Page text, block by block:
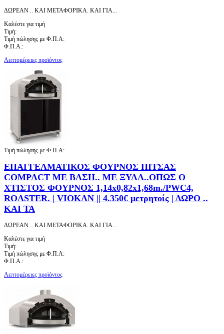
ΔΩΡΕΑΝ .. ΚΑΙ ΜΕΤΑΦΟΡΙΚΑ. ΚΑΙ ΓΙΑ...
Καλέστε για τιμή
Τιμή:
Τιμή πώλησης με Φ.Π.Α:
Φ.Π.Α.:
Λεπτομέρειες προϊόντος
Τιμή πώλησης με Φ.Π.Α:
ΕΠΑΓΓΕΛΜΑΤΙΚΟΣ ΦΟΥΡΝΟΣ ΠΙΤΣΑΣ
COMPACT ΜΕ ΒΑΣΗ.. ΜΕ ΞΥΛΑ..ΟΠΩΣ Ο
ΧΤΙΣΤΟΣ ΦΟΥΡΝΟΣ 1,14x0,82x1,68m./PWC4,
ROASTER. | VIOKAN || 4.350€ μετρητοίς | ΔΩΡΟ ..
ΚΑΙ ΤΑ
ΔΩΡΕΑΝ .. ΚΑΙ ΜΕΤΑΦΟΡΙΚΑ. ΚΑΙ ΓΙΑ...
Καλέστε για τιμή
Τιμή:
Τιμή πώλησης με Φ.Π.Α:
Φ.Π.Α.:
Λεπτομέρειες προϊόντος